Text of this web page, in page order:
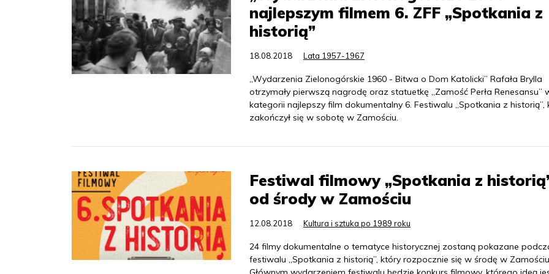
najlepszym filmem 6. ZFF „Spotkania z
historią”
18.08.2018 Lata 1957-1967
„Wydarzenia Zielonogórskie 1960 - Bitwa o Dom Katolicki” Rafała Brylla
otrzymały pierwszą nagrodę oraz statuetkę „Zamość Perła Renesansu”
kategorii najlepszy film dokumentalny 6. Festiwalu „Spotkania z historią”,
zakończył się w sobotę w Zamościu.
Festiwal filmowy „Spotkania z
od środy w Zamościu
12.08.2018 Kultura i sztuka po 1989 roku
24 filmy dokumentalne o tematyce historycznej zostaną pokazane
festiwalu „Spotkania z historią”, który rozpocznie się w środę w